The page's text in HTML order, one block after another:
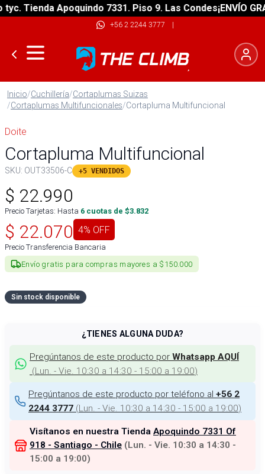
Tienda Apoquindo 7331. Piso 9. Las Condes¡ENVÍO
+56 2 2244 3777 |
Inicio/Cuchillería/Cortaplumas Suizas
/Cortaplumas Multifuncionales/Cortapluma Multifuncional
Doite
Cortapluma Multifuncional
SKU: OUT33506-C +5 VENDIDOS
$ 22.990
Precio Tarjetas: Hasta 6 cuotas de $3.832
$ 22.070 4% OFF
Precio Transferencia Bancaria
Envío gratis para compras mayores a $150.000
Sin stock disponible
¿TIENES ALGUNA DUDA?
Pregúntanos de este producto por Whatsapp AQUÍ
(Lun. - Vie. 10:30 a 14:30 - 15:00 a 19:00)
Pregúntanos de este producto por teléfono al +56 2
2244 3777 (Lun. - Vie. 10:30 a 14:30 - 15:00 a 19:00)
Visítanos en nuestra Tienda Apoquindo 7331 Of
918 - Santiago - Chile (Lun. - Vie. 10:30 a 14:30 -
15:00 a 19:00)